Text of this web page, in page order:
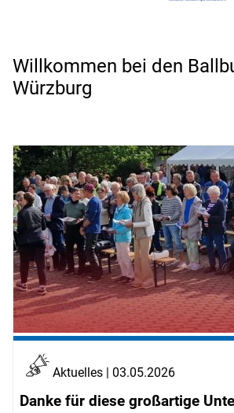
Willkommen bei den
Würzburg
Aktuelles | 03.05.2026
Danke für diese großartige